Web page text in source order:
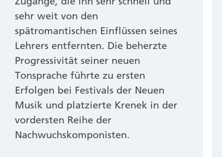
sehr weit von den
spätromantischen Einflüssen seines
Lehrers entfernten. Die beherzte
Progressivität seiner neuen
Tonsprache führte zu ersten
Erfolgen bei Festivals der Neuen
Musik und platzierte Krenek in der
vordersten Reihe der
Nachwuchskomponisten.